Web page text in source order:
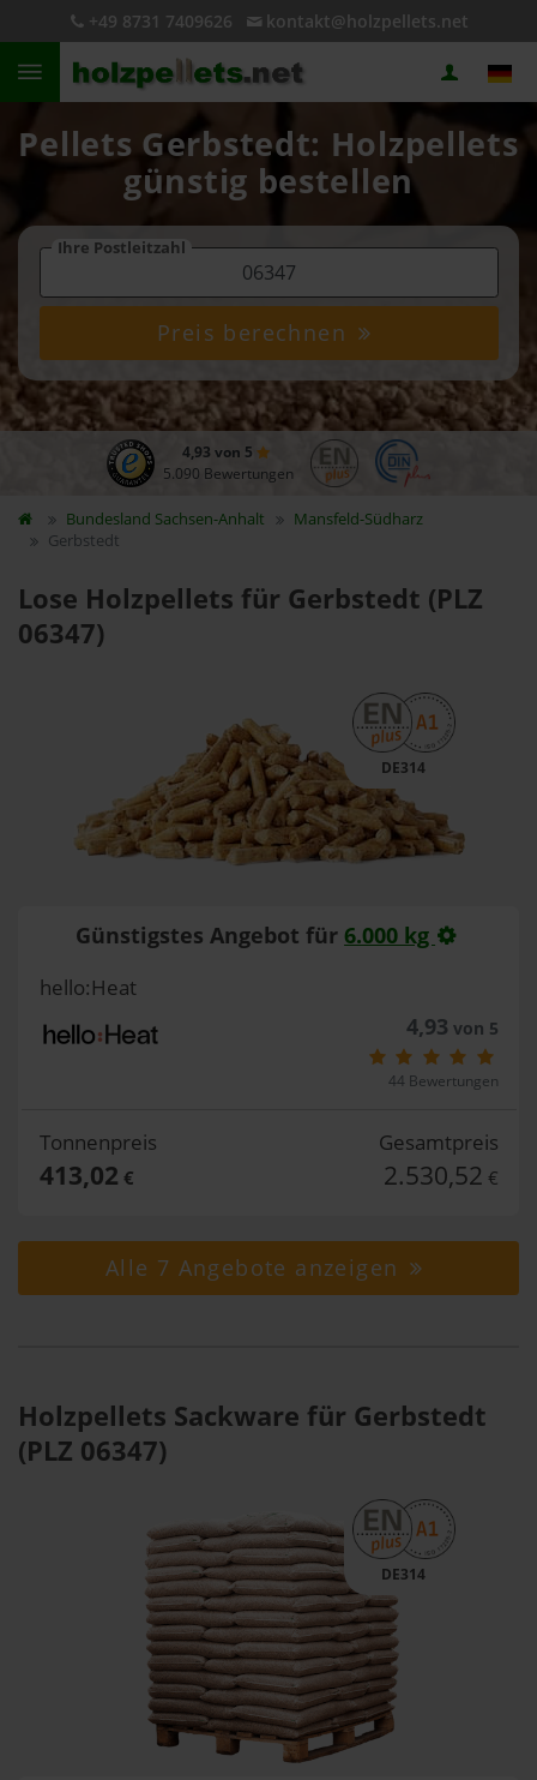
+49 8731 7409626 kontakt@holzpellets.net
Pellets Gerbstedt: Holzpellets
günstig bestellen
Ihre Postleitzahl
Preis berechnen
4,93 von 5
5.090 Bewertungen
Bundesland Sachsen-Anhalt
Mansfeld-Südharz
Gerbstedt
Lose Holzpellets für Gerbstedt (PLZ
06347)
DE314
Günstigstes Angebot für 6.000 kg
hello:Heat
4,93 von 5
44 Bewertungen
Tonnenpreis
413,02 €
Gesamtpreis
2.530,52 €
Alle 7 Angebote anzeigen
Holzpellets Sackware für Gerbstedt
(PLZ 06347)
DE314